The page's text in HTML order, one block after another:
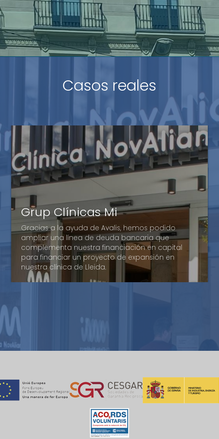
Casos reales
Grup Clínicas Mi
Gracias a la ayuda de Avalis, hemos podido
ampliar una línea de deuda bancaria que
complementa nuestra financiación en capital
para financiar un proyecto de expansión en
nuestra clínica de Lleida.
Units-4
La ayuda de Avalis nos ha dado la seguridad de
poder disponer de una financiación de circulante
suficiente para cubrir nuestras necesidades. Su
apoyo ha facilitado la posibilidad de ofrecer a
nuestros proveedores la confianza requerida para
financiarse.
Segufoc
Avalis de Catalunya ha sido una herramienta que
nos ha permitido facilidades para obtener la
financiación.